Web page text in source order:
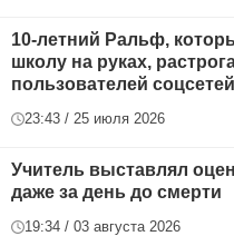
10-летний Ральф,
школу на руках,
пользователей соцсетей
23:43 / 25 июля 2026
Учитель выставлял
даже за день до смерти
19:34 / 03 августа 2026